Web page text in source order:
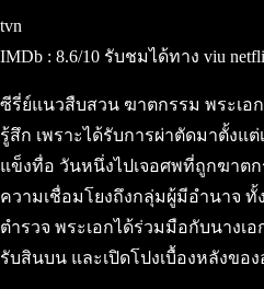
tvn
IMDb : 8.6/10 รับชมได้ทาง viu
ซีรี่ย์แนวสืบสวน ฆาตกรรม พระเอ
รู้สึก เพราะได้รับการผ่าตัดมาตั้งแ
แข็งทื่อ วันหนึ่งไปเจอศพที่ถูกฆาต
ความเชื่อมโยงถึงกลุ่มผู้มีอำนาจ
ตำรวจ พระเอกได้ร่วมมือกับนางเ
รับสินบน และเปิดโปงเบื้องหลังขอ